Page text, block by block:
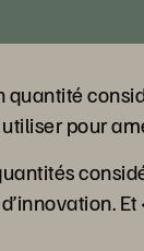
pour